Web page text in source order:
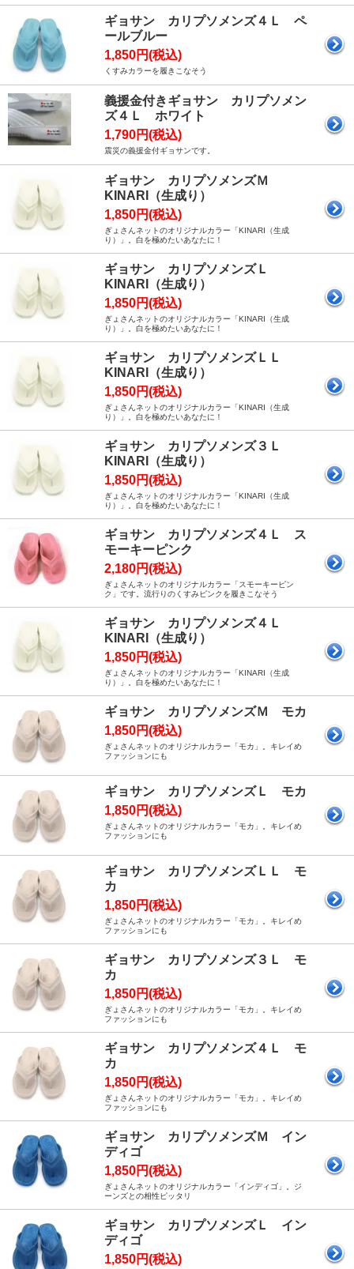
ギョサン カリプソメンズ４Ｌ ペ
ールブルー
1,850円(税込)
くすみカラーを履きこなそう
義援金付きギョサン カリプソメン
ズ４Ｌ ホワイト
1,790円(税込)
震災の義援金付ギョサンです。
ギョサン カリプソメンズＭ
KINARI（生成り）
1,850円(税込)
ぎょさんネットのオリジナルカラー「KINARI（生成
り）」。白を極めたいあなたに！
ギョサン カリプソメンズＬ
KINARI（生成り）
1,850円(税込)
ぎょさんネットのオリジナルカラー「KINARI（生成
り）」。白を極めたいあなたに！
ギョサン カリプソメンズＬＬ
KINARI（生成り）
1,850円(税込)
ぎょさんネットのオリジナルカラー「KINARI（生成
り）」。白を極めたいあなたに！
ギョサン カリプソメンズ３Ｌ
KINARI（生成り）
1,850円(税込)
ぎょさんネットのオリジナルカラー「KINARI（生成
り）」。白を極めたいあなたに！
ギョサン カリプソメンズ４Ｌ ス
モーキーピンク
2,180円(税込)
ぎょさんネットのオリジナルカラー「スモーキーピン
ク」です。流行りのくすみピンクを履きこなそう
ギョサン カリプソメンズ４Ｌ
KINARI（生成り）
1,850円(税込)
ぎょさんネットのオリジナルカラー「KINARI（生成
り）」。白を極めたいあなたに！
ギョサン カリプソメンズＭ モカ
1,850円(税込)
ぎょさんネットのオリジナルカラー「モカ」。キレイめ
ファッションにも
ギョサン カリプソメンズＬ モカ
1,850円(税込)
ぎょさんネットのオリジナルカラー「モカ」。キレイめ
ファッションにも
ギョサン カリプソメンズＬＬ モ
カ
1,850円(税込)
ぎょさんネットのオリジナルカラー「モカ」。キレイめ
ファッションにも
ギョサン カリプソメンズ３Ｌ モ
カ
1,850円(税込)
ぎょさんネットのオリジナルカラー「モカ」。キレイめ
ファッションにも
ギョサン カリプソメンズ４Ｌ モ
カ
1,850円(税込)
ぎょさんネットのオリジナルカラー「モカ」。キレイめ
ファッションにも
ギョサン カリプソメンズＭ イン
ディゴ
1,850円(税込)
ぎょさんネットのオリジナルカラー「インディゴ」。ジ
ーンズとの相性ピッタリ
ギョサン カリプソメンズＬ イン
ディゴ
1,850円(税込)